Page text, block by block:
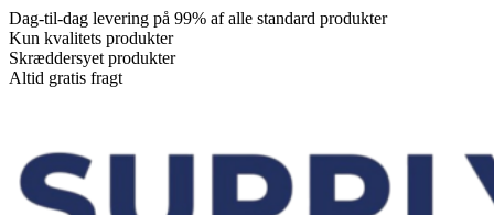
Dag-til-dag levering på 99% af alle standard produkter
Kun kvalitets produkter
Skræddersyet produkter
Altid gratis fragt